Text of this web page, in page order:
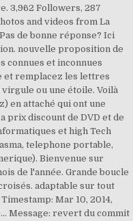
3,962 Followers, 287
and videos from La
de bonne réponse? Ici
nouvelle proposition de
connues et inconnues
et remplacez les lettres
ou une étoile. Voilà
en attaché qui ont une
prix discount de DVD et de
et high Tech
telephone portable,
Bienvenue sur
de l'année. Grande boucle
adaptable sur tout
Mar 10, 2014,
Message: revert du commit